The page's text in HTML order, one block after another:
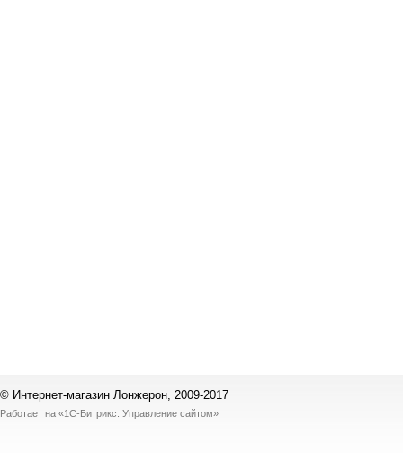
© Интернет-магазин Лонжерон, 2009-2017
Работает на «1С-Битрикс: Управление сайтом»